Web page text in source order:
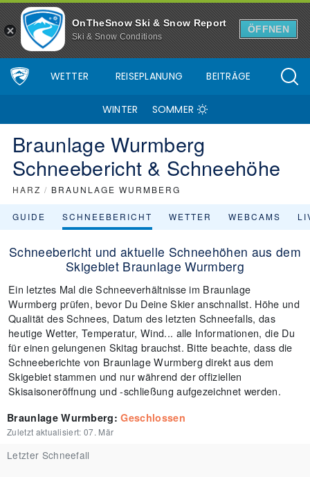
OnTheSnow Ski & Snow Report
Ski & Snow Conditions
ÖFFNEN
WETTER REISEPLANUNG BEITRÄGE
WINTER SOMMER
Braunlage Wurmberg
Schneebericht & Schneehöhe
HARZ / BRAUNLAGE WURMBERG
GUIDE SCHNEEBERICHT WETTER WEBCAMS
Schneebericht und aktuelle Schneehöhen aus dem
Skigebiet Braunlage Wurmberg
Ein letztes Mal die Schneeverhältnisse im Braunlage
Wurmberg prüfen, bevor Du Deine Skier anschnallst. Höhe und
Qualität des Schnees, Datum des letzten Schneefalls, das
heutige Wetter, Temperatur, Wind... alle Informationen, die Du
für einen gelungenen Skitag brauchst. Bitte beachte, dass die
Schneeberichte von Braunlage Wurmberg direkt aus dem
Skigebiet stammen und nur während der offiziellen
Skisaisoneröffnung und -schließung aufgezeichnet werden.
Braunlage Wurmberg:Geschlossen
Zuletzt aktualisiert: 07. Mär
Letzter Schneefall